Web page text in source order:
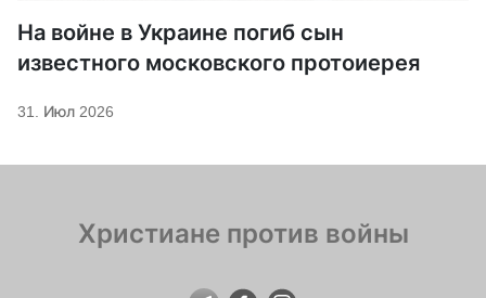
На войне в Украине погиб сын
известного московского протоиерея
31. Июл 2026
Христиане против войны